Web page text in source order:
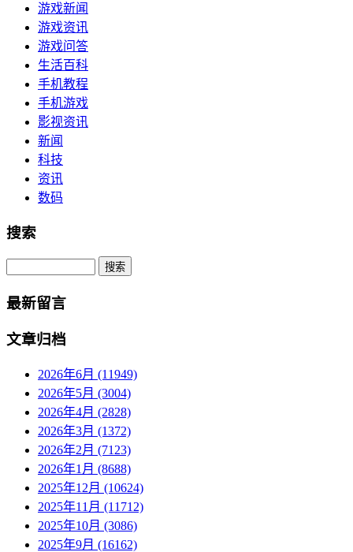
游戏新闻
游戏资讯
游戏问答
生活百科
手机教程
手机游戏
影视资讯
新闻
科技
资讯
数码
搜索
Search
最新留言
文章归档
2026年6月 (11949)
2026年5月 (3004)
2026年4月 (2828)
2026年3月 (1372)
2026年2月 (7123)
2026年1月 (8688)
2025年12月 (10624)
2025年11月 (11712)
2025年10月 (3086)
2025年9月 (16162)